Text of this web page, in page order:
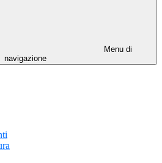
Menu di
navigazione